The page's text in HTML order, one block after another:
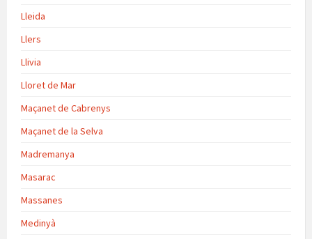
Lleida
Llers
Llivia
Lloret de Mar
Maçanet de Cabrenys
Maçanet de la Selva
Madremanya
Masarac
Massanes
Medinyà